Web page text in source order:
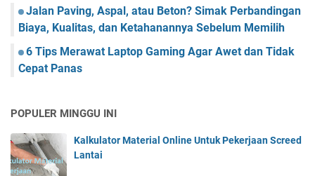
Jalan Paving, Aspal, atau Beton? Simak Perbandingan
Biaya, Kualitas, dan Ketahanannya Sebelum Memilih
6 Tips Merawat Laptop Gaming Agar Awet dan Tidak
Cepat Panas
POPULER MINGGU INI
Kalkulator Material Online Untuk Pekerjaan Screed
Lantai